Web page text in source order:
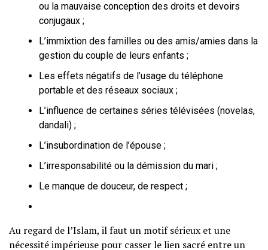
ou la mauvaise conception des droits et devoirs
conjugaux ;
L’immixtion des familles ou des amis/amies dans la
gestion du couple de leurs enfants ;
Les effets négatifs de l’usage du téléphone
portable et des réseaux sociaux ;
L’influence de certaines séries télévisées (novelas,
dandali) ;
L’insubordination de l’épouse ;
L’irresponsabilité ou la démission du mari ;
Le manque de douceur, de respect ;
Au regard de l’Islam, il faut un motif sérieux et une
nécessité impérieuse pour casser le lien sacré entre un